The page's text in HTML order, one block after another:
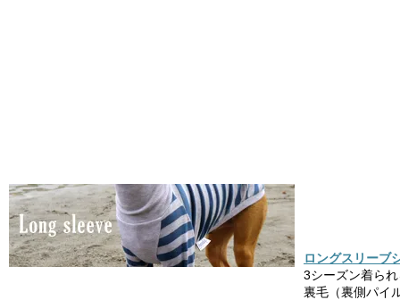
ロングスリーブ
3シーズン着ら
裏毛（裏側パイ